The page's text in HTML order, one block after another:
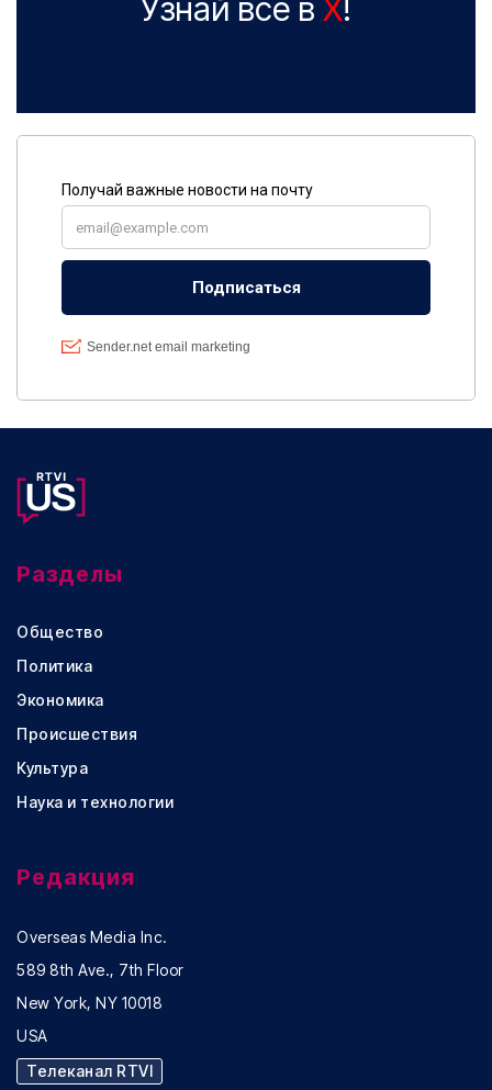
Узнай все в X!
Разделы
Общество
Политика
Экономика
Происшествия
Культура
Наука и технологии
Редакция
Overseas Media Inc.
589 8th Ave., 7th Floor
New York, NY 10018
USA
Телеканал RTVI